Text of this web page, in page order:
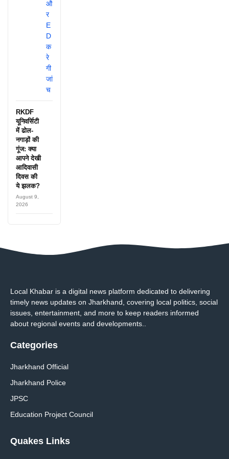
RKDF
यूनिवर्सिटी
में ढोल-
नगाड़ों की
गूंज: क्या
आपने देखी
आदिवासी
दिवस की
ये झलक?
August 9,
2026
Local Khabar is a digital news platform dedicated to delivering
timely news updates on Jharkhand, covering local politics, social
issues, entertainment, and more to keep readers informed
about regional events and developments..
Categories
Jharkhand Official
Jharkhand Police
JPSC
Education Project Council
Quakes Links